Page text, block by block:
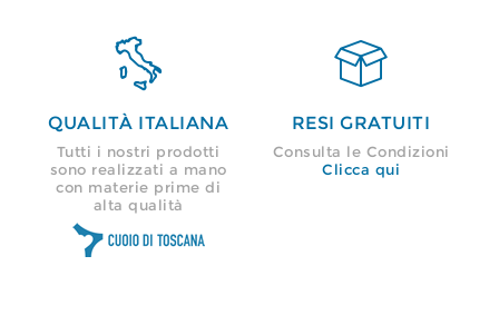

QUALITÀ ITALIANA
Tutti i nostri prodotti
sono realizzati a mano
con materie prime di
alta qualità

RESI GRATUITI
Consulta le Condizioni
Clicca qui